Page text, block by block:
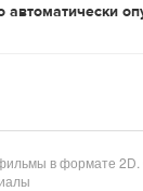
в формате